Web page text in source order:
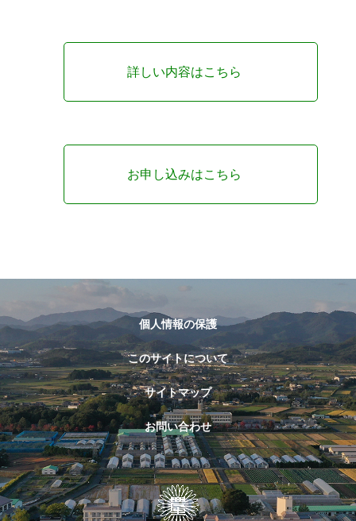
詳しい内容はこちら
お申し込みはこちら
個人情報の保護
このサイトについて
サイトマップ
お問い合わせ